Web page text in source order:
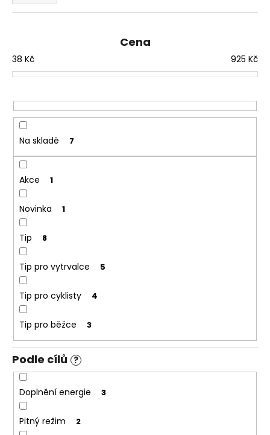
n
r
o
u
k
ů
Cena
38 Kč 925 Kč
Na skladě 7
Akce 1
Novinka 1
Tip 8
Tip pro vytrvalce 5
Tip pro cyklisty 4
Tip pro běžce 3
Podle cílů ?
Doplnění energie 3
Pitný režim 2
a
t
?
D
o
p
u
u
m
e